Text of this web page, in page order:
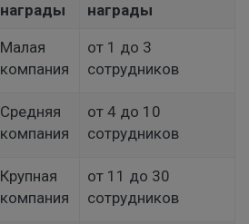
награды
награды
Малая
компания
от 1 до 3
сотрудников
Средняя
компания
от 4 до 10
сотрудников
Крупная
компания
от 11 до 30
сотрудников